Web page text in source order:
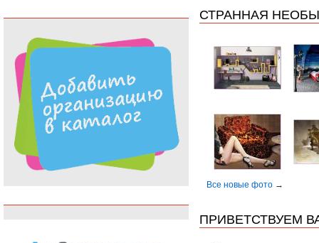
СТРАННАЯ
Все новые фото →
ПРИВЕТСТВУЕМ